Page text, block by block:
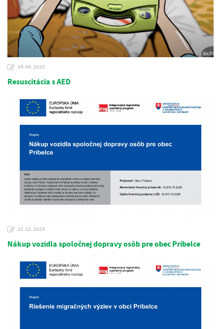
24.06.2025
Resuscitácia s AED
21.12.2023
Nákup vozidla spoločnej dopravy osôb pre obec Príbelce